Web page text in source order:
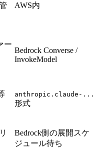
AWS内
ー
Bedrock Converse /
InvokeModel
anthropic.claude-...
形式
Bedrock側の展開スケ
ジュール待ち